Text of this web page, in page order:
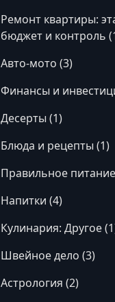
Ремонт квартиры:
бюджет и контроль
Авто-мото (3)
Финансы и
Десерты (1)
Блюда и рецепты (1)
Правильное
Напитки (4)
Кулинария: Другое
Швейное дело (3)
Астрология (2)